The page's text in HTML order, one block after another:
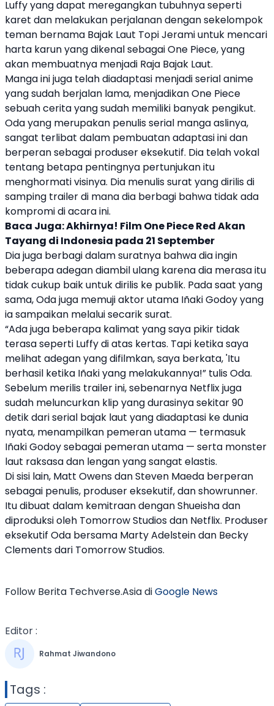
Luffyyang dapat meregangkan tubuhnya seperti
karet dan melakukan perjalanan dengan sekelompok
teman bernama Bajak Laut Topi Jerami untuk mencari
harta karun yang dikenal sebagaiOne Piece, yang
akan membuatnya menjadi Raja Bajak Laut.
Manga ini juga telah diadaptasi menjadi serial anime
yang sudah berjalan lama, menjadikanOne Piece
sebuah cerita yang sudah memiliki banyak pengikut.
Oda yang merupakan penulis serial manga aslinya,
sangat terlibat dalam pembuatan adaptasi ini dan
berperan sebagai produser eksekutif. Dia telah vokal
tentang betapa pentingnya pertunjukan itu
menghormati visinya. Dia menulis surat yang dirilis di
samping trailer di mana dia berbagi bahwa tidak ada
kompromi di acara ini.
Baca Juga:Akhirnya! Film One Piece Red Akan
Tayang di Indonesia pada 21 September
Dia juga berbagi dalam suratnya bahwa dia ingin
beberapa adegan diambil ulang karena dia merasa itu
tidak cukup baik untuk dirilis ke publik. Pada saat yang
sama, Oda juga memuji aktor utama Iñaki Godoy yang
ia sampaikan melalui secarik surat.
“Ada juga beberapa kalimat yang saya pikir tidak
terasa seperti Luffy di atas kertas. Tapi ketika saya
melihat adegan yang difilmkan, saya berkata, 'Itu
berhasil ketika Iñaki yang melakukannya!” tulis Oda.
Sebelum merilis trailer ini, sebenarnya Netflixjuga
sudah meluncurkan klip yang durasinya sekitar 90
detik dari serial bajak laut yang diadaptasi ke dunia
nyata, menampilkan pemeran utama — termasuk
Iñaki Godoy sebagai pemeran utama — serta monster
laut raksasa dan lengan yang sangat elastis.
Di sisi lain, Matt Owens dan Steven Maeda berperan
sebagai penulis, produser eksekutif, dan showrunner.
Itu dibuat dalam kemitraan dengan Shueisha dan
diproduksi oleh Tomorrow Studios dan Netflix. Produser
eksekutif Oda bersama Marty Adelstein dan Becky
Clements dari Tomorrow Studios.
Follow Berita Techverse.Asia diGoogle News
Editor :
Rahmat Jiwandono
Tags :